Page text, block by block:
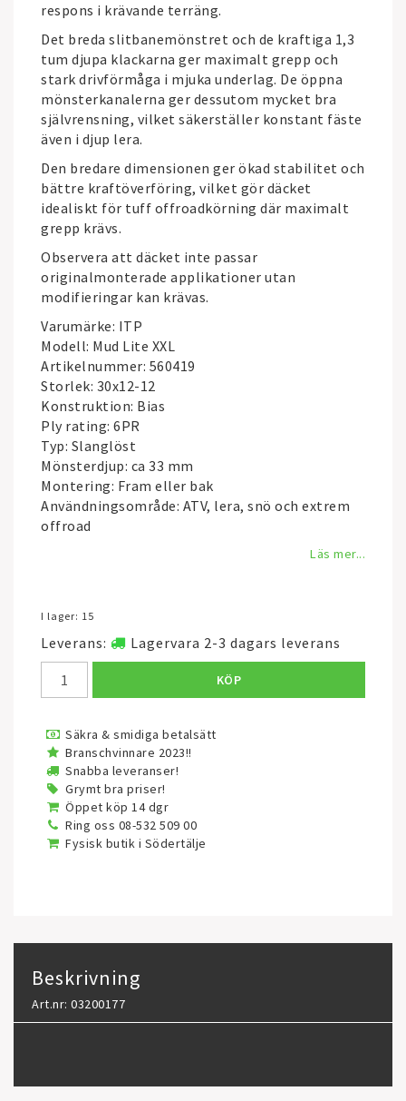
respons i krävande terräng.
Det breda slitbanemönstret och de kraftiga 1,3
tum djupa klackarna ger maximalt grepp och
stark drivförmåga i mjuka underlag. De öppna
mönsterkanalerna ger dessutom mycket bra
självrensning, vilket säkerställer konstant fäste
även i djup lera.
Den bredare dimensionen ger ökad stabilitet och
bättre kraftöverföring, vilket gör däcket
idealiskt för tuff offroadkörning där maximalt
grepp krävs.
Observera att däcket inte passar
originalmonterade applikationer utan
modifieringar kan krävas.
Varumärke: ITP
Modell: Mud Lite XXL
Artikelnummer: 560419
Storlek: 30x12-12
Konstruktion: Bias
Ply rating: 6PR
Typ: Slanglöst
Mönsterdjup: ca 33 mm
Montering: Fram eller bak
Användningsområde: ATV, lera, snö och extrem
offroad
Läs mer...
I lager: 15
Leverans: Lagervara 2-3 dagars leverans
KÖP
Säkra & smidiga betalsätt
Branschvinnare 2023!!
Snabba leveranser!
Grymt bra priser!
Öppet köp 14 dgr
Ring oss 08-532 509 00
Fysisk butik i Södertälje
Beskrivning
Art.nr: 03200177